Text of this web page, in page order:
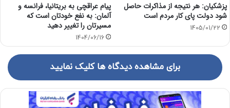
پزشکیان: هر نتیجه از مذاکرات حاصل
شود دولت پای کار مردم است
1405/01/22
پیام عراقچی به بریتانیا، فرانسه و
آلمان: به نفع خودتان است که
مسیرتان را تغییر دهید
1404/06/16
برای مشاهده دیدگاه ها کلیک نمایید